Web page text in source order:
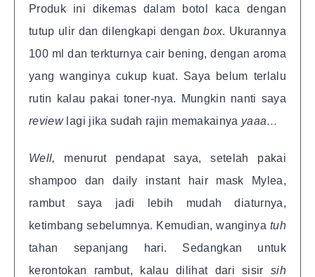
Produk ini dikemas dalam botol kaca dengan
tutup ulir dan dilengkapi denganbox. Ukurannya
100 ml dan terkturnya cair bening, dengan aroma
yang wanginya cukup kuat. Saya belum terlalu
rutin kalau pakai toner-nya. Mungkin nanti saya
reviewlagi jika sudah rajin memakainya yaaa…
Well, menurut pendapat saya, setelah pakai
shampoo dan daily instant hair mask Mylea,
rambut saya jadi lebih mudah diaturnya,
ketimbang sebelumnya. Kemudian, wanginya tuh
tahan sepanjang hari. Sedangkan untuk
kerontokan rambut, kalau dilihat dari sisir sih